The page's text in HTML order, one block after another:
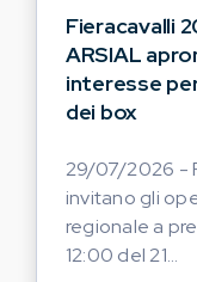
Fieracavalli
ARSIAL
interesse
dei box
29/07/2026 -
invitano gli
regionale a
12:00 del 21...